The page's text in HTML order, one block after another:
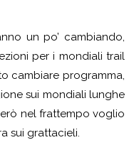
un po’ cambiando,
per i mondiali trail
cambiare programma,
sui mondiali lunghe
nel frattempo voglio
sui grattacieli.